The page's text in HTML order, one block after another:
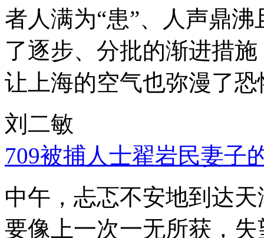
者人满为“患”、人声鼎
了逐步、分批的渐进措
让上海的空气也弥漫了
刘二敏
709被捕人士翟岩民妻子
中午，忐忑不安地到达
要像上一次一无所获，